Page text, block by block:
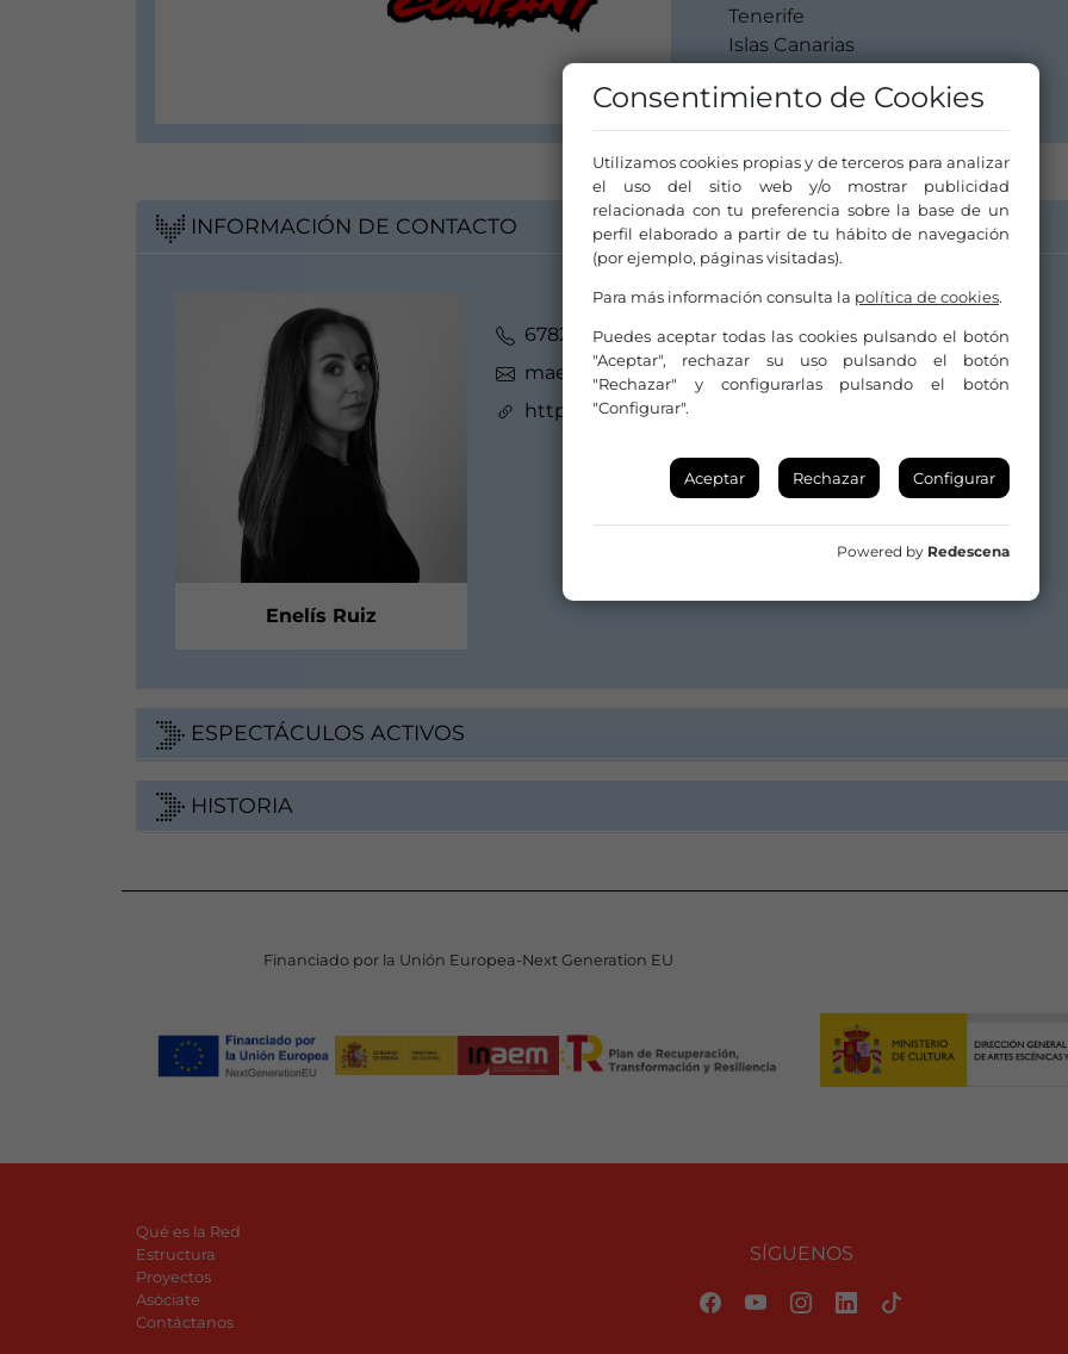
Tenerife
Islas Canarias
INFORMACIÓN DE CONTACTO
Enelís Ruiz
678250179
maemiacompany@gmail.com
https://maemiacompany.wixsite.com/maem
ESPECTÁCULOS ACTIVOS
HISTORIA
Financiado por la Unión Europea-Next Generation EU
Qué es la Red
Estructura
Proyectos
Asóciate
Contáctanos
SÍGUENOS
Consentimiento de Cookies
Utilizamos cookies propias y de terceros para analizar
el uso del sitio web y/o mostrar publicidad
relacionada con tu preferencia sobre la base de un
perfil elaborado a partir de tu hábito de navegación
(por ejemplo, páginas visitadas).
Para más información consulta la política de cookies.
Puedes aceptar todas las cookies pulsando el botón
"Aceptar", rechazar su uso pulsando el botón
"Rechazar" y configurarlas pulsando el botón
"Configurar".
Aceptar Rechazar Configurar
Powered by Redescena